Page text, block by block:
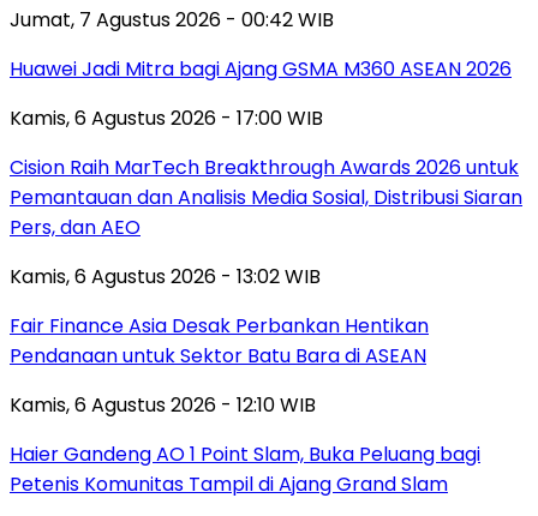
Jumat, 7 Agustus 2026 - 00:42 WIB
Huawei Jadi Mitra bagi Ajang GSMA M360 ASEAN 2026
Kamis, 6 Agustus 2026 - 17:00 WIB
Cision Raih MarTech Breakthrough Awards 2026 untuk
Pemantauan dan Analisis Media Sosial, Distribusi Siaran
Pers, dan AEO
Kamis, 6 Agustus 2026 - 13:02 WIB
Fair Finance Asia Desak Perbankan Hentikan
Pendanaan untuk Sektor Batu Bara di ASEAN
Kamis, 6 Agustus 2026 - 12:10 WIB
Haier Gandeng AO 1 Point Slam, Buka Peluang bagi
Petenis Komunitas Tampil di Ajang Grand Slam